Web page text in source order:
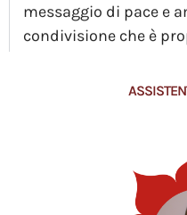
messaggio di pace e
condivisione che è